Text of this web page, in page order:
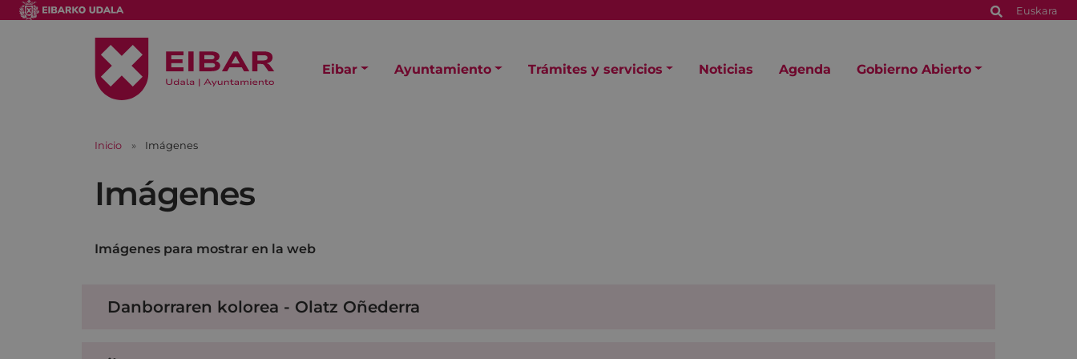
Euskara
Eibar Ayuntamiento Trámites y servicios Noticias Agenda Gobierno Abierto
Inicio Imágenes
Imágenes
Imágenes para mostrar en la web
Danborraren kolorea - Olatz Oñederra